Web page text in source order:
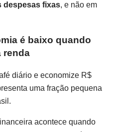
despesas fixas, e não em
é baixo quando
renda
diário e economize R$
uma fração pequena
acontece quando